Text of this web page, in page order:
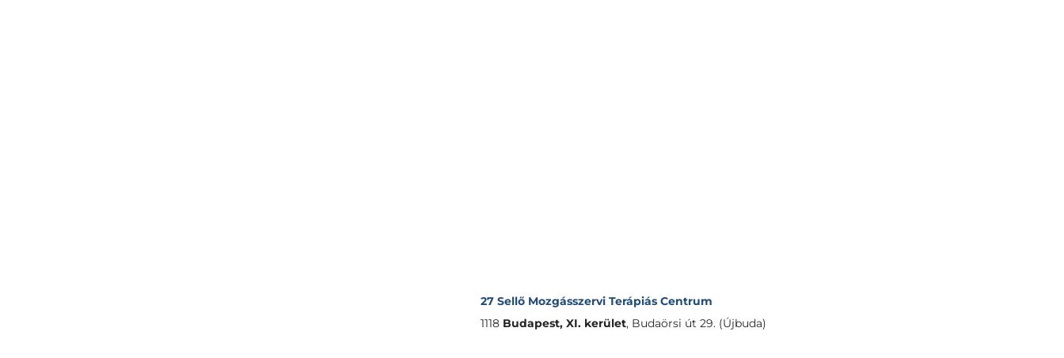
27 Sellő Mozgásszervi Terápiás Centrum
1118 Budapest, XI. kerület, Budaörsi út 29. (Újbuda)